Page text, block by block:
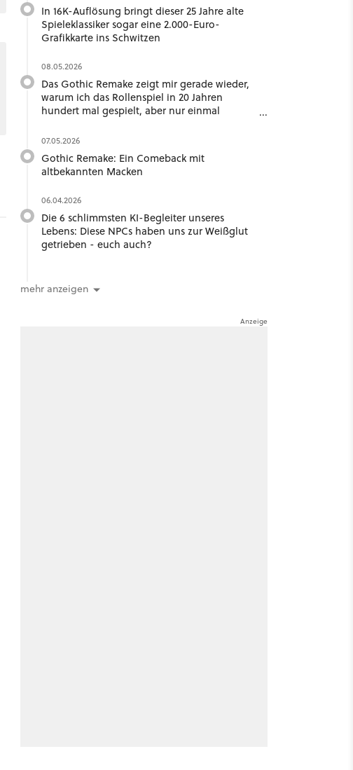
In 16K-Auflösung bringt dieser 25 Jahre alte
Spieleklassiker sogar eine 2.000-Euro-
Grafikkarte ins Schwitzen
08.05.2026
Das Gothic Remake zeigt mir gerade wieder,
warum ich das Rollenspiel in 20 Jahren
hundert mal gespielt, aber nur einmal
07.05.2026
Gothic Remake: Ein Comeback mit
altbekannten Macken
06.04.2026
Die 6 schlimmsten KI-Begleiter unseres
Lebens: Diese NPCs haben uns zur Weißglut
getrieben - euch auch?
mehr anzeigen